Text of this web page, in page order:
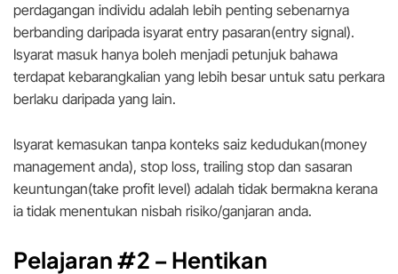
perdagangan individu adalah lebih penting sebenarnya
berbanding daripada isyarat entry pasaran(entry signal).
Isyarat masuk hanya boleh menjadi petunjuk bahawa
terdapat kebarangkalian yang lebih besar untuk satu perkara
berlaku daripada yang lain.
Isyarat kemasukan tanpa konteks saiz kedudukan(money
management anda), stop loss, trailing stop dan sasaran
keuntungan(take profit level) adalah tidak bermakna kerana
ia tidak menentukan nisbah risiko/ganjaran anda.
Pelajaran #2 –Hentikan